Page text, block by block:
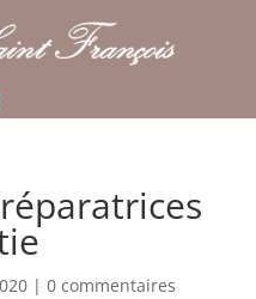
| 0 commentaires